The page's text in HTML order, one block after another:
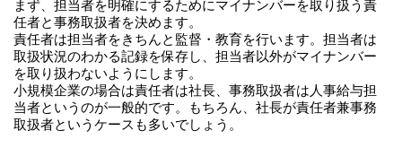
まず、担当者を明確にするためにマイナンバーを取り扱う責
任者と事務取扱者を決めます。
責任者は担当者をきちんと監督・教育を行います。担当者は
取扱状況のわかる記録を保存し、担当者以外がマイナンバー
を取り扱わないようにします。
小規模企業の場合は責任者は社長、事務取扱者は人事給与担
当者というのが一般的です。もちろん、社長が責任者兼事務
取扱者というケースも多いでしょう。